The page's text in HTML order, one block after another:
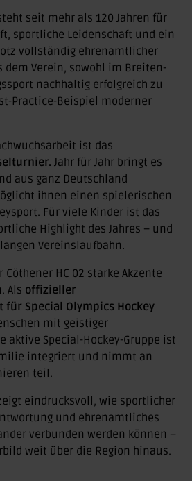
seit mehr als 120 Jahren für
sportliche Leidenschaft und ein
vollständig ehrenamtlicher
dem Verein, sowohl im Breiten-
nachhaltig erfolgreich zu
Practice-Beispiel moderner
ist das
Jahr für Jahr bringt es
aus ganz Deutschland
ihnen einen spielerischen
Für viele Kinder ist das
Highlight des Jahres – und
Vereinslaufbahn.
HC 02 starke Akzente
Als offizieller
Special Olympics Hockey
mit geistiger
aktive Special-Hockey-Gruppe ist
integriert und nimmt an
teil.
eindrucksvoll, wie sportlicher
und ehrenamtliches
verbunden werden können –
weit über die Region hinaus.